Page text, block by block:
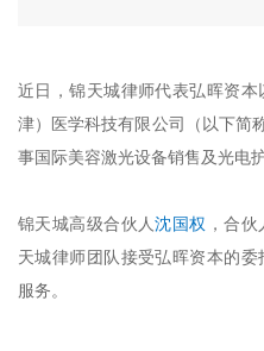
近日，锦天城律师代表弘晖资
津）医学科技有限公司（以下简
事国际美容激光设备销售及光电
锦天城高级合伙人沈国权 ，合伙
天城律师团队接受弘晖资本的
服务。